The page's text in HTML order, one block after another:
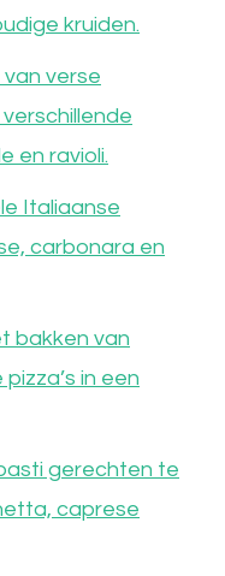
kruiden.
verse
en ravioli.
Italiaanse
carbonara en
bakken van
in een
gerechten te
caprese